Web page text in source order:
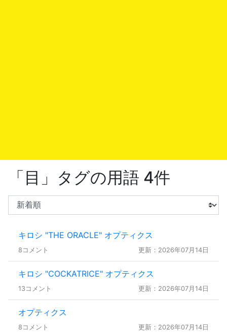
「目」タグの用語 4件
キロシ "THE ORACLE" オプティクス
8コメント 更新：2026年07月14日
キロシ "COCKATRICE" オプティクス
13コメント 更新：2026年07月14日
オプティクス
8コメント 更新：2026年07月14日